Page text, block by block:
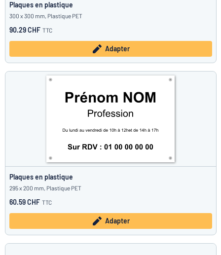
Plaques en plastique
300 x 300 mm, Plastique PET
90.29 CHF TTC
Adapter
Plaques en plastique
295 x 200 mm, Plastique PET
60.59 CHF TTC
Adapter